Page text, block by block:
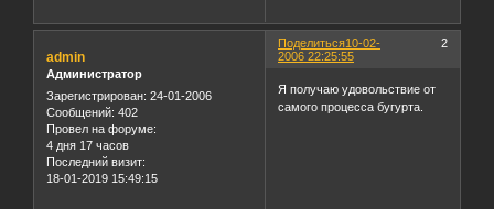
Поделиться 2
10-02-
2006 22:25:55
admin
Администратор
Зарегистрирован: 24-01-2006
Сообщений: 402
Провел на форуме:
4 дня 17 часов
Последний визит:
18-01-2019 15:49:15
Я получаю удовольствие от
самого процесса бугурта.